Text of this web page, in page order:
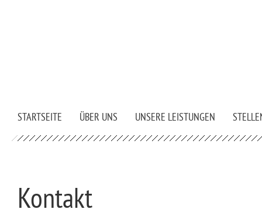
STARTSEITE ÜBER UNS UNSERE LEISTUNGEN
Kontakt